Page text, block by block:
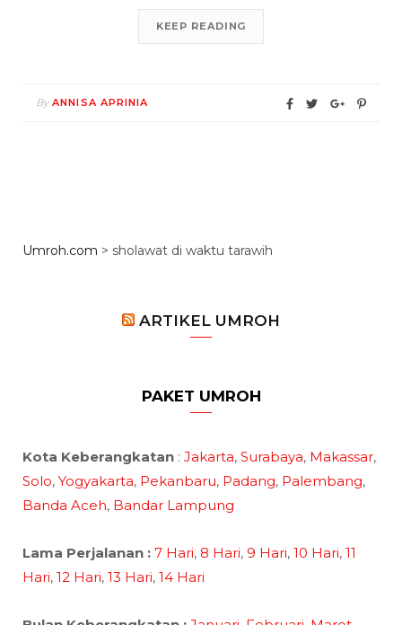
KEEP READING
By ANNISA APRINIA
Umroh.com > sholawat di waktu tarawih
ARTIKEL UMROH
PAKET UMROH
Kota Keberangkatan : Jakarta, Surabaya, Makassar,
Solo, Yogyakarta, Pekanbaru, Padang, Palembang,
Banda Aceh, Bandar Lampung
Lama Perjalanan : 7 Hari, 8 Hari, 9 Hari, 10 Hari, 11
Hari, 12 Hari, 13 Hari, 14 Hari